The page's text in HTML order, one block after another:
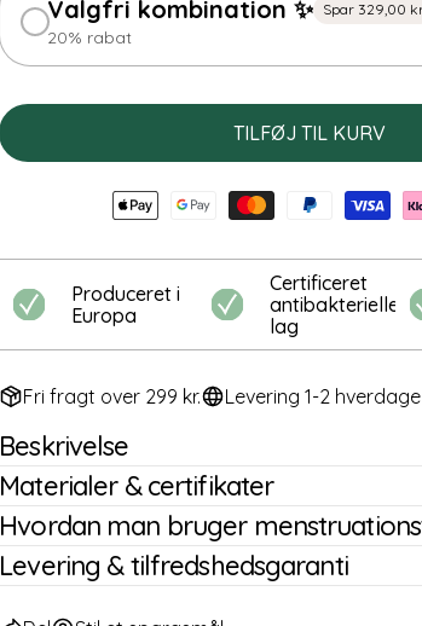
Valgfri kombination ✨ Spar 329,00
20% rabat
TILFØJ TIL KURV
Produceret i
Europa
Certificeret
antibakterielle
lag
Fri fragt over 299 kr. Levering 1-2 hverdage
Beskrivelse
Materialer & certifikater
Hvordan man bruger
Levering & tilfredshedsgaranti